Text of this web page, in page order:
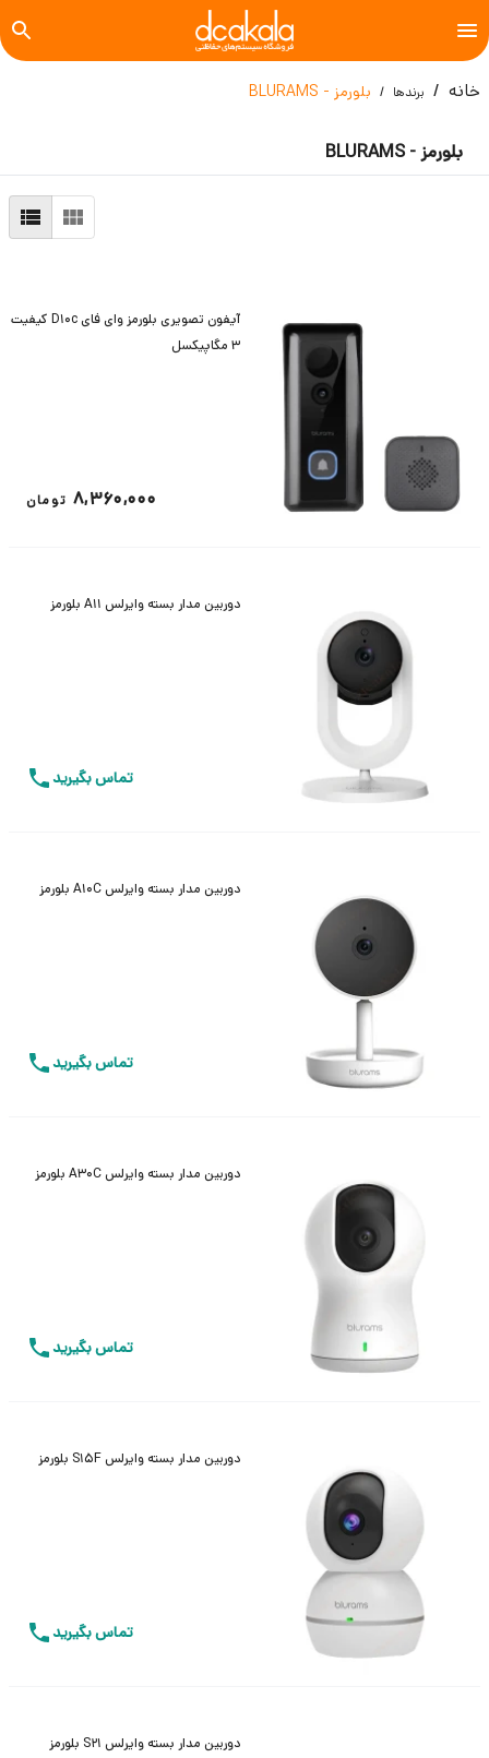
خانه برندها بلورمز - BLURAMS
بلورمز - BLURAMS
آیفون تصویری بلورمز وای فای D10c کیفیت
3 مگاپیکسل
8,360,000 تومان
دوربین مدار بسته وایرلس A11 بلورمز
تماس بگیرید
دوربین مدار بسته وایرلس A10C بلورمز
تماس بگیرید
دوربین مدار بسته وایرلس A30C بلورمز
تماس بگیرید
دوربین مدار بسته وایرلس S15F بلورمز
تماس بگیرید
دوربین مدار بسته وایرلس S21 بلورمز